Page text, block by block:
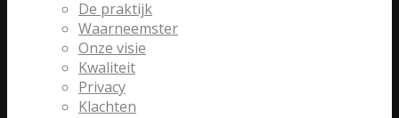
De praktijk
Waarneemster
Onze visie
Kwaliteit
Privacy
Klachten